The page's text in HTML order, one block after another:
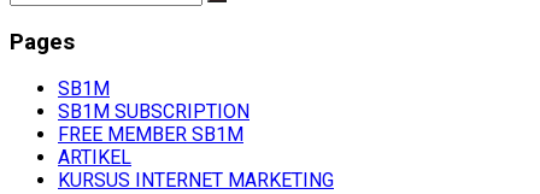
Pages
SB1M
SB1M SUBSCRIPTION
FREE MEMBER SB1M
ARTIKEL
KURSUS INTERNET MARKETING